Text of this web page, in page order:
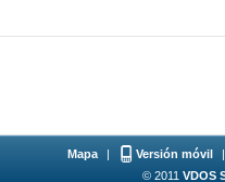
Mapa | Versión móvil |
© 2011 VDOS